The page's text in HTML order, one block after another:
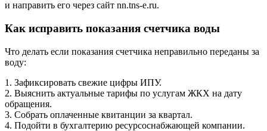
и направить его через сайт nn.tns-e.ru.
Как исправить показания счетчика воды
Что делать если показания счетчика неправильно переданы за
воду:
1. Зафиксировать свежие цифры ИПУ.
2. Выяснить актуальные тарифы по услугам ЖКХ на дату
обращения.
3. Собрать оплаченные квитанции за квартал.
4. Подойти в бухгалтерию ресурсоснабжающей компании.